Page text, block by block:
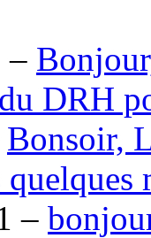
–
du DRH
Bonsoir,
–